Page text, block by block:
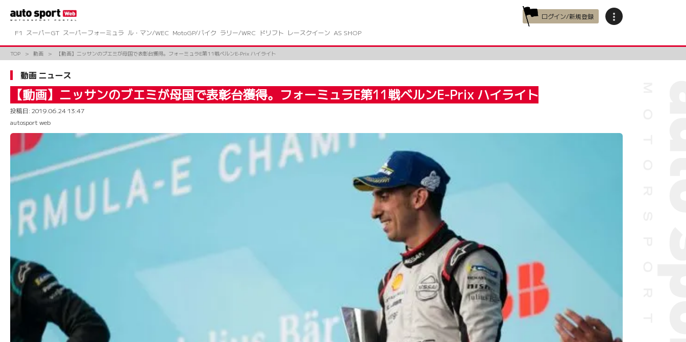
ツ
ス
ログイン/新規登録
F1
スーパーGT スーパーフォーミュラ ル・マン/WEC MotoGP/バイク ラリー/WRC ドリフト レースクイーン AS SHOP
TOP 動画 【動画】ニッサンのブエミが母国で表彰台獲得。フォーミュラE第11戦ベルンE-Prix ハイライト
動画 ニュース
【動画】ニッサンのブエミが母国で表彰台獲得。フォーミュラE第11戦ベルンE-Prix ハイライト
投稿日: 2019.06.24 13:47
autosport web